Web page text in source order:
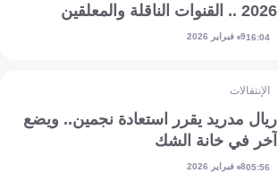
2026 .. القنوات الناقلة والمعلقين
16:049 فبراير 2026
الإنتقالات
ريال مدريد يقرر استعادة نجمين.. ويضع
آخر في خانة الشك
05:568 فبراير 2026